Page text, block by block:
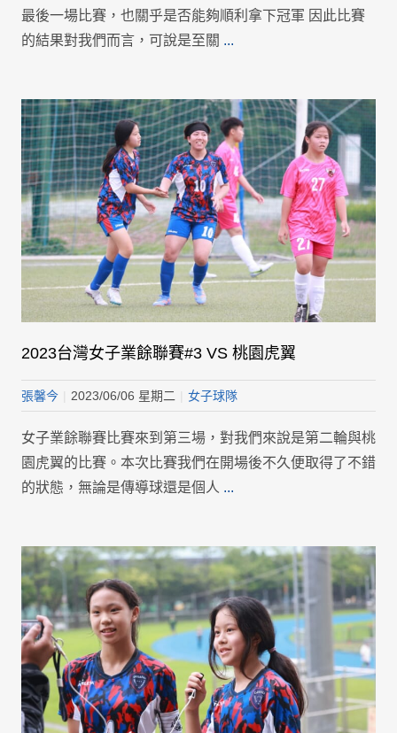
最後一場比賽，也關乎是否能夠順利拿下冠軍 因此比賽
的結果對我們而言，可說是至關 ...
2023台灣女子業餘聯賽#3 VS 桃園虎翼
張馨今 2023/06/06 星期二 女子球隊
女子業餘聯賽比賽來到第三場，對我們來說是第二輪與桃
園虎翼的比賽。本次比賽我們在開場後不久便取得了不錯
的狀態，無論是傳導球還是個人 ...